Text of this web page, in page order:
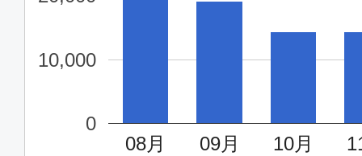
08月 09月 10月
0
10,000